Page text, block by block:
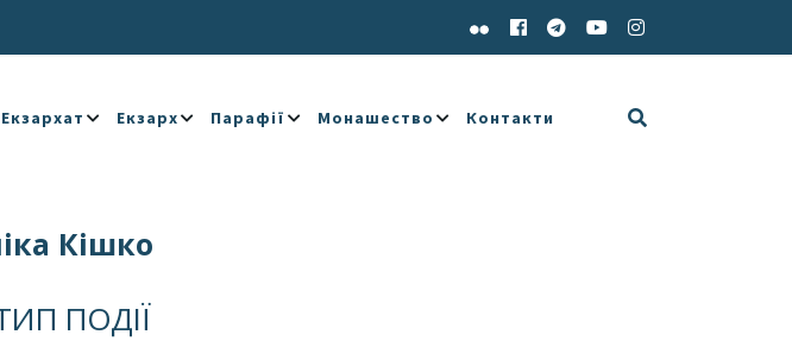
Екзархат Екзарх Парафії Монашество Контакти
Кішко
ПОДІЇ